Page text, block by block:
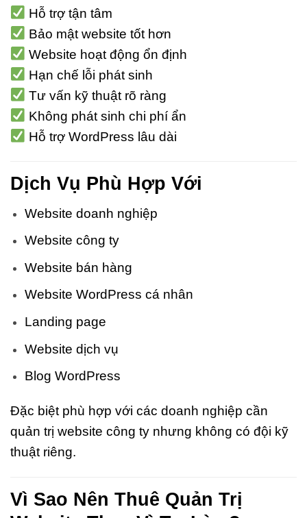
Hỗ trợ tận tâm
Bảo mật website tốt hơn
Website hoạt động ổn định
Hạn chế lỗi phát sinh
Tư vấn kỹ thuật rõ ràng
Không phát sinh chi phí ẩn
Hỗ trợ WordPress lâu dài
Dịch Vụ Phù Hợp Với
Website doanh nghiệp
Website công ty
Website bán hàng
Website WordPress cá nhân
Landing page
Website dịch vụ
Blog WordPress
Đặc biệt phù hợp với các doanh nghiệp cần
quản trị website công ty nhưng không có đội kỹ
thuật riêng.
Vì Sao Nên Thuê Quản Trị